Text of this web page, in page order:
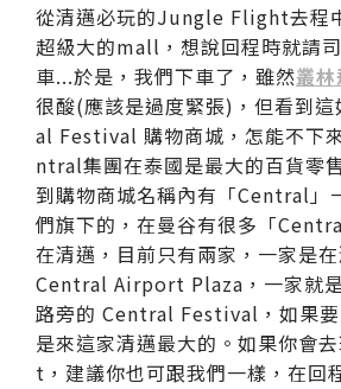
從清邁必玩的Jungle Flight去程
超級大的mall，想說回程時就請
車...於是，我們下車了，雖然叢
很酸(應該是過度緊張)，但看到
al Festival 購物商城，怎能不下
ntral集團在泰國是最大的百貨零
到購物商城名稱內有「Central」
們旗下的，在曼谷有很多「
在清邁，目前只有兩家，一家是
Central Airport Plaza，一家就
路旁的 Central Festival，如果
是來這家清邁最大的。如果你會
t，建議你也可跟我們一樣，在回